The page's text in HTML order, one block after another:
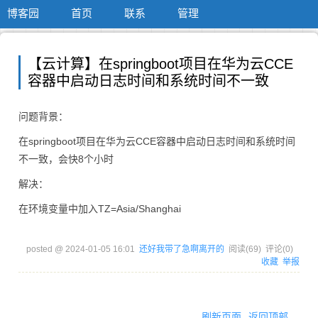
博客园 首页 联系 管理
【云计算】在springboot项目在华为云CCE
容器中启动日志时间和系统时间不一致
问题背景：
在springboot项目在华为云CCE容器中启动日志时间和系统时间
不一致，会快8个小时
解决：
在环境变量中加入TZ=Asia/Shanghai
posted @ 2024-01-05 16:01 还好我带了急啊离开的 阅读(69) 评论(0)
收藏 举报